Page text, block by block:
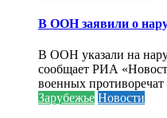
В ООН заявили о
В ООН указали на
сообщает РИА
военных противоречат
Зарубежье Новости